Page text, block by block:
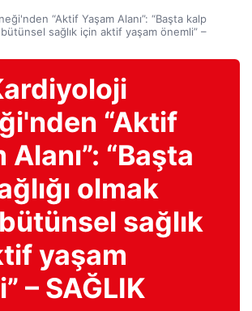
“Aktif Yaşam Alanı”: “Başta kalp
bütünsel sağlık için aktif yaşam önemli” –
“Aktif
Alanı”: “Başta
olmak
sağlık
yaşam
– SAĞLIK